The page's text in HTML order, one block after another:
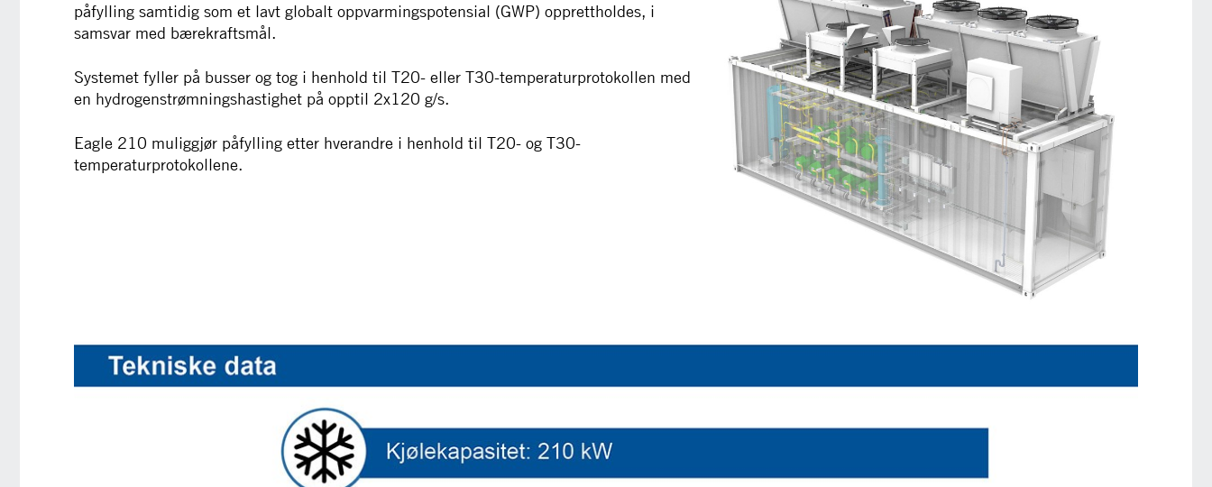
påfylling samtidig som et lavt globalt oppvarmingspotensial (GWP) opprettholdes, i
samsvar med bærekraftsmål.
Systemet fyller på busser og tog i henhold til T20- eller T30-temperaturprotokollen med
en hydrogenstrømningshastighet på opptil 2x120 g/s.
Eagle 210 muliggjør påfylling etter hverandre i henhold til T20- og T30-
temperaturprotokollene.